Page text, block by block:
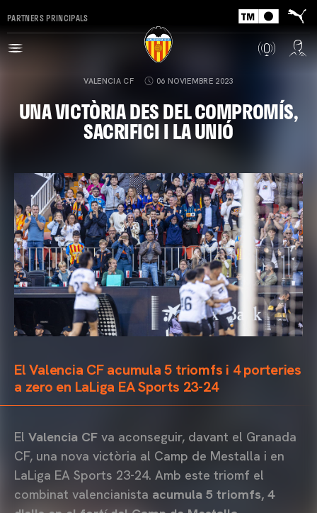
PARTNERS PRINCIPALS
VALENCIA CF 06 NOVIEMBRE 2023
UNA VICTÒRIA DES DEL COMPROMÍS,
SACRIFICI I LA UNIÓ
El Valencia CF acumula 5 triomfs i 4 porteries
a zero en LaLiga EA Sports 23-24
El Valencia CF va aconseguir, davant el Granada
CF, una nova victòria al Camp de Mestalla i en
LaLiga EA Sports 23-24. Amb este triomf el
combinat valencianista acumula 5 triomfs, 4